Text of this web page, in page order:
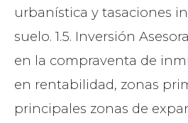
urbanística y tasaciones
suelo. 1.5. Inversión
en la compraventa de
en rentabilidad, zonas
principales zonas de